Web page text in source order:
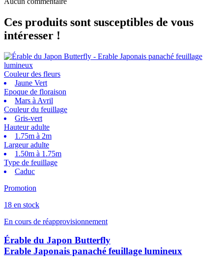
Ces produits sont susceptibles de vous
intéresser !
Couleur des fleurs
Jaune Vert
Epoque de floraison
Mars à Avril
Couleur du feuillage
Gris-vert
Hauteur adulte
1.75m à 2m
Largeur adulte
1.50m à 1.75m
Type de feuillage
Caduc
Promotion
18 en stock
En cours de réapprovisionnement
Érable du Japon Butterfly
Erable Japonais panaché feuillage lumineux